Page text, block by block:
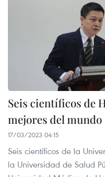
Seis científicos de
mejores del mundo
17/03/2023 04:15
Seis científicos de la
la Universidad de Salud